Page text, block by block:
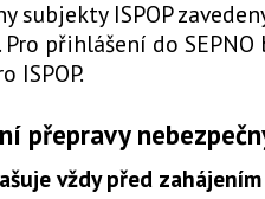
subjekty ISPOP
Pro přihlášení do
ISPOP.
přepravy
vždy před